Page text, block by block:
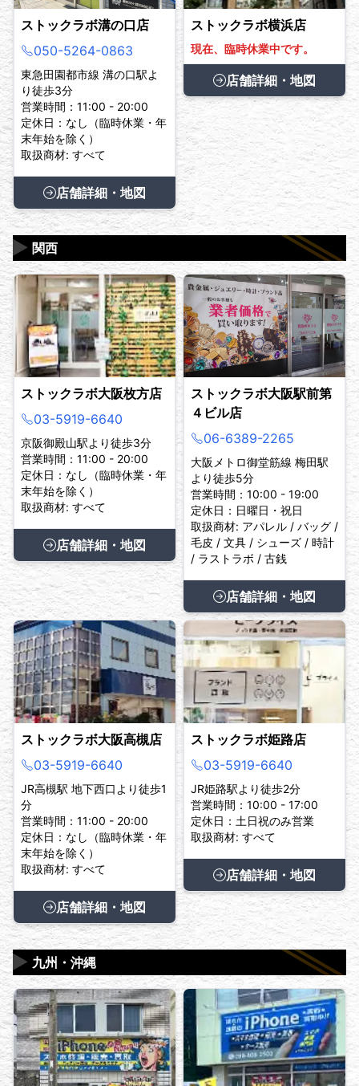
ストックラボ溝の口店
050-5264-0863
東急田園都市線 溝の口駅よ
り徒歩3分
営業時間：11:00 - 20:00
定休日：なし（臨時休業・年
末年始を除く）
取扱商材: すべて
店舗詳細・地図
ストックラボ横浜店
現在、臨時休業中です。
店舗詳細・地図
関西
▶
ストックラボ大阪枚方店
03-5919-6640
京阪御殿山駅より徒歩3分
営業時間：11:00 - 20:00
定休日：なし（臨時休業・年
末年始を除く）
取扱商材: すべて
店舗詳細・地図
ストックラボ大阪駅前第
４ビル店
06-6389-2265
大阪メトロ御堂筋線 梅田駅
より徒歩5分
営業時間：10:00 - 19:00
定休日：日曜日・祝日
取扱商材: アパレル / バッグ /
毛皮 / 文具 / シューズ / 時計
/ ラストラボ / 古銭
店舗詳細・地図
ストックラボ大阪高槻店
03-5919-6640
JR高槻駅 地下西口より徒歩1
分
営業時間：11:00 - 20:00
定休日：なし（臨時休業・年
末年始を除く）
取扱商材: すべて
店舗詳細・地図
ストックラボ姫路店
03-5919-6640
JR姫路駅より徒歩2分
営業時間：10:00 - 17:00
定休日：土日祝のみ営業
取扱商材: すべて
店舗詳細・地図
九州・沖縄
▶